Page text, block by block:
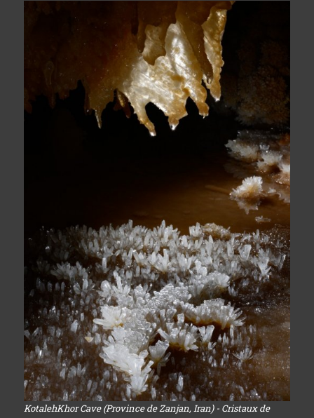
KotalehKhor Cave (Province de Zanjan, Iran) - Cristaux de